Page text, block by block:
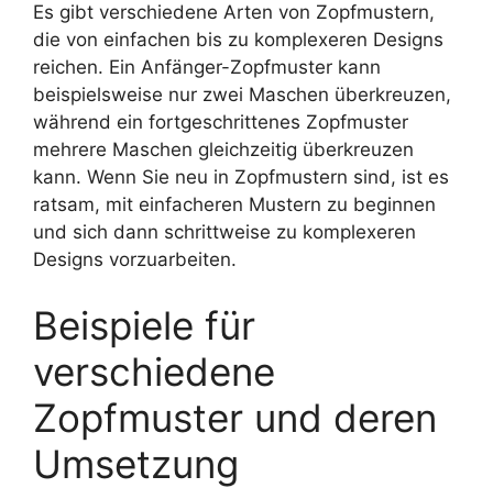
Es gibt verschiedene Arten von Zopfmustern,
die von einfachen bis zu komplexeren Designs
reichen. Ein Anfänger-Zopfmuster kann
beispielsweise nur zwei Maschen überkreuzen,
während ein fortgeschrittenes Zopfmuster
mehrere Maschen gleichzeitig überkreuzen
kann. Wenn Sie neu in Zopfmustern sind, ist es
ratsam, mit einfacheren Mustern zu beginnen
und sich dann schrittweise zu komplexeren
Designs vorzuarbeiten.
Beispiele für
verschiedene
Zopfmuster und deren
Umsetzung